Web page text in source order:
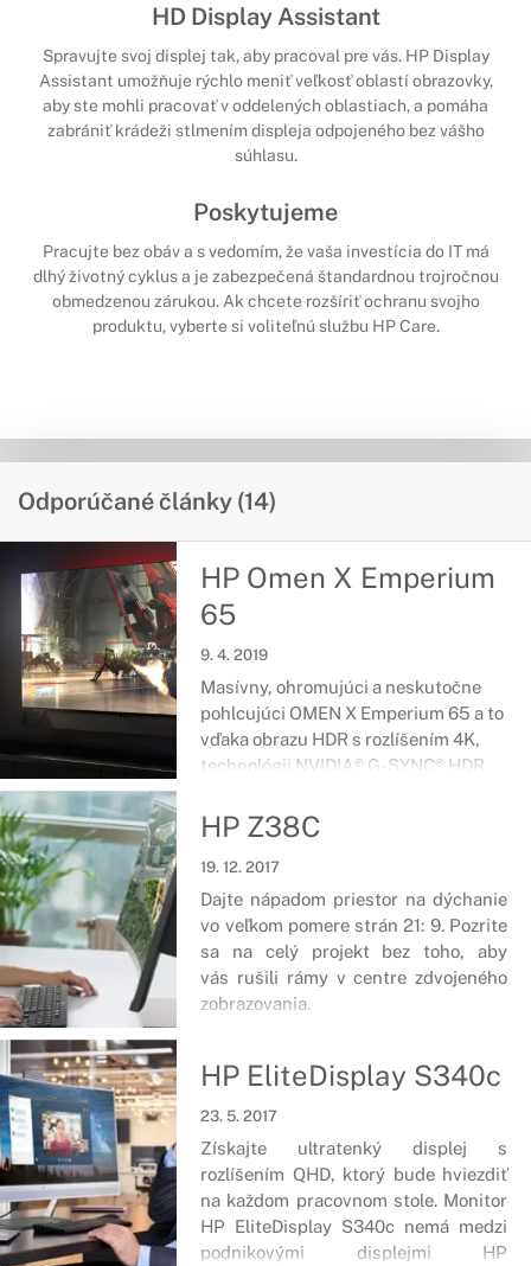
HD Display Assistant
Spravujte svoj displej tak, aby pracoval pre vás. HP Display
Assistant umožňuje rýchlo meniť veľkosť oblastí obrazovky,
aby ste mohli pracovať v oddelených oblastiach, a pomáha
zabrániť krádeži stlmením displeja odpojeného bez vášho
súhlasu.
Poskytujeme
Pracujte bez obáv a s vedomím, že vaša investícia do IT má
dlhý životný cyklus a je zabezpečená štandardnou trojročnou
obmedzenou zárukou. Ak chcete rozšíriť ochranu svojho
produktu, vyberte si voliteľnú službu HP Care.
Odporúčané články (14)
HP Omen X Emperium
65
9. 4. 2019
Masívny, ohromujúci a neskutočne
pohlcujúci OMEN X Emperium 65 a to
vďaka obrazu HDR s rozlíšením 4K,
technológii NVIDIA® G-SYNC® HDR,
až do 144 Hz a zabudovanej
technológii NVIDIA® SHIELD™.
HP Z38C
19. 12. 2017
Dajte nápadom priestor na dýchanie
vo veľkom pomere strán 21: 9. Pozrite
sa na celý projekt bez toho, aby
vás rušili rámy v centre zdvojeného
zobrazovania.
HP EliteDisplay S340c
23. 5. 2017
Získajte ultratenký displej s
rozlíšením QHD, ktorý bude hviezdiť
na každom pracovnom stole. Monitor
HP EliteDisplay S340c nemá medzi
podnikovými displejmi HP